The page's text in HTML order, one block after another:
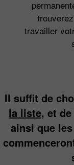
travailler
Il suffit de
la liste, et
ainsi que